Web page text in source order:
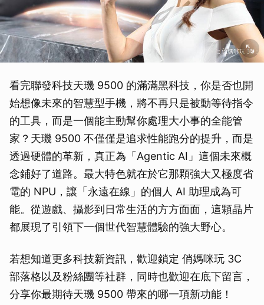
看完聯發科技天璣 9500 的滿滿黑科技，你是否也開
始想像未來的智慧型手機，將不再只是被動等待指令
的工具，而是一個能主動幫你處理大小事的全能管
家？天璣 9500 不僅僅是追求性能跑分的提升，而是
透過硬體的革新，真正為「Agentic AI」這個未來概
念鋪好了道路。最大特色就在於它那顆強大又極度省
電的 NPU，讓「永遠在線」的個人 AI 助理成為可
能。從遊戲、攝影到日常生活的方方面面，這顆晶片
都展現了引領下一個世代智慧體驗的強大野心。
若想知道更多科技新資訊，歡迎鎖定 俏媽咪玩 3C
部落格以及粉絲團等社群，同時也歡迎在底下留言，
分享你最期待天璣 9500 帶來的哪一項新功能！